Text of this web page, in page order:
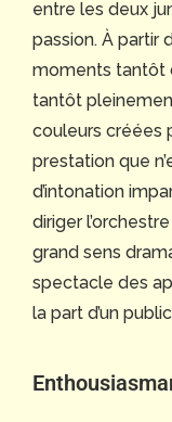
entre les deux
passion. À partir
moments tantôt
tantôt
couleurs créées
prestation que
d’intonation
diriger
grand sens
spectacle des
la part d’un